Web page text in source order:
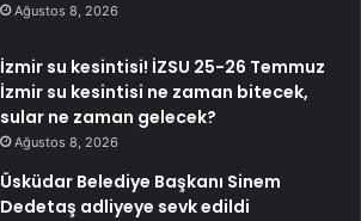
Ağustos 8, 2026
İzmir su kesintisi! İZSU 25-26 Temmuz
İzmir su kesintisi ne zaman bitecek,
sular ne zaman gelecek?
Ağustos 8, 2026
Üsküdar Belediye Başkanı Sinem
Dedetaş adliyeye sevk edildi